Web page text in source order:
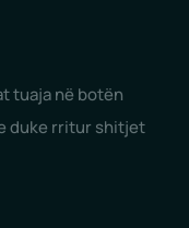
tuaja në botën
duke rritur shitjet